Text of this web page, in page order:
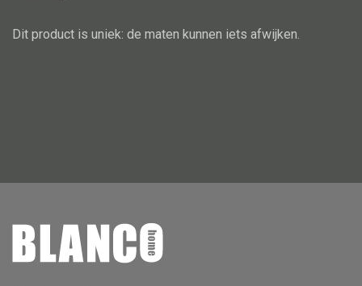
Vloerlamp
Alle deco
Kandelaar
Dit product is uniek: de maten kunnen iets afwijken.